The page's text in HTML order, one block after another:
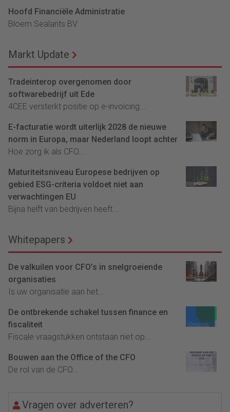
Hoofd Financiële Administratie
Bloem Sealants BV
Markt Update
Tradeinterop overgenomen door
softwarebedrijf uit Ede
4CEE versterkt positie op e-invoicing...
E-facturatie wordt uiterlijk 2028 de nieuwe
norm in Europa, maar Nederland loopt achter
Hoe zorg ik als CFO...
Maturiteitsniveau Europese bedrijven op
gebied ESG-criteria voldoet niet aan
verwachtingen EU
Bijna helft van bedrijven heeft...
Whitepapers
De valkuilen voor CFO’s in snelgroeiende
organisaties
Is uw organisatie aan het...
De ontbrekende schakel tussen finance en
fiscaliteit
Fiscale vraagstukken ontstaan niet op...
Bouwen aan the Office of the CFO
De rol van de CFO...
Vragen over adverteren?